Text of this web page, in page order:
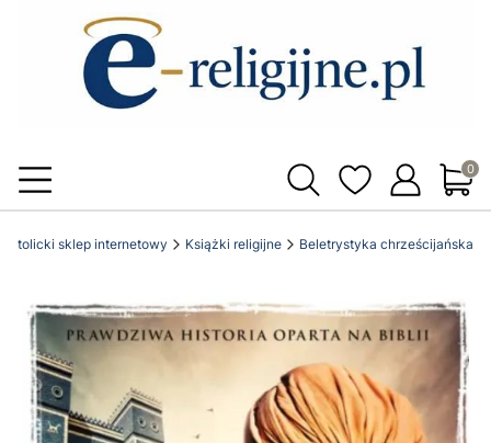
sklep internetowy Książki religijne Beletrystyka chrześcijańska